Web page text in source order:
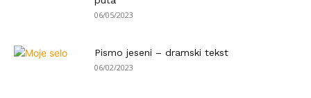
06/05/2023
Pismo jeseni – dramski tekst
06/02/2023